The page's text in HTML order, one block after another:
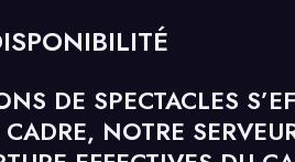
DE SPECTACLES
NOTRE